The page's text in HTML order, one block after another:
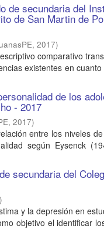
de secundaria del
de San Martin de
,2017)
comparativo
existentes en
de los
- 2017
,2017)
entre los niveles
según Eysenck
secundaria del
)
y la depresión en
objetivo el identificar